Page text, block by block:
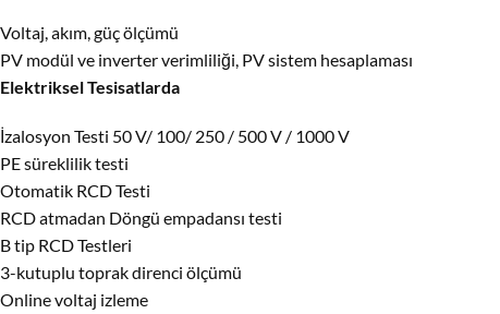
Voltaj, akım, güç ölçümü
PV modül ve inverter verimliliği, PV sistem hesaplaması
Elektriksel Tesisatlarda
İzalosyon Testi 50 V/ 100/ 250 / 500 V / 1000 V
PE süreklilik testi
Otomatik RCD Testi
RCD atmadan Döngü empadansı testi
B tip RCD Testleri
3-kutuplu toprak direnci ölçümü
Online voltaj izleme